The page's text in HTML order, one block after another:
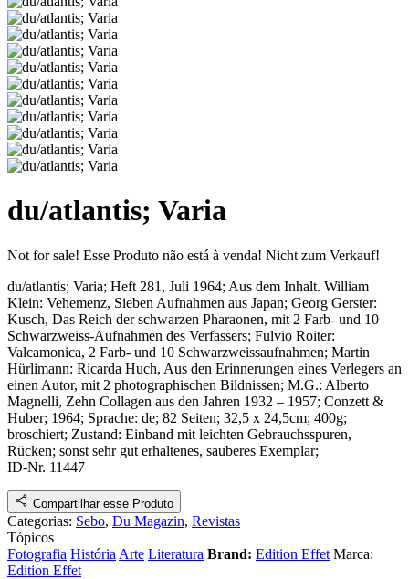
du/atlantis; Varia
Not for sale! Esse Produto não está à venda! Nicht zum Verkauf!
du/atlantis; Varia; Heft 281, Juli 1964; Aus dem Inhalt. William
Klein: Vehemenz, Sieben Aufnahmen aus Japan; Georg Gerster:
Kusch, Das Reich der schwarzen Pharaonen, mit 2 Farb- und 10
Schwarzweiss-Aufnahmen des Verfassers; Fulvio Roiter:
Valcamonica, 2 Farb- und 10 Schwarzweissaufnahmen; Martin
Hürlimann: Ricarda Huch, Aus den Erinnerungen eines Verlegers an
einen Autor, mit 2 photographischen Bildnissen; M.G.: Alberto
Magnelli, Zehn Collagen aus den Jahren 1932 – 1957; Conzett &
Huber; 1964; Sprache: de; 82 Seiten; 32,5 x 24,5cm; 400g;
broschiert; Zustand: Einband mit leichten Gebrauchsspuren,
Rücken; sonst sehr gut erhaltenes, sauberes Exemplar;
ID-Nr. 11447
Compartilhar esse Produto
Categorias: Sebo, Du Magazin, Revistas
Tópicos
Fotografia História Arte Literatura Brand: Edition Effet Marca:
Edition Effet